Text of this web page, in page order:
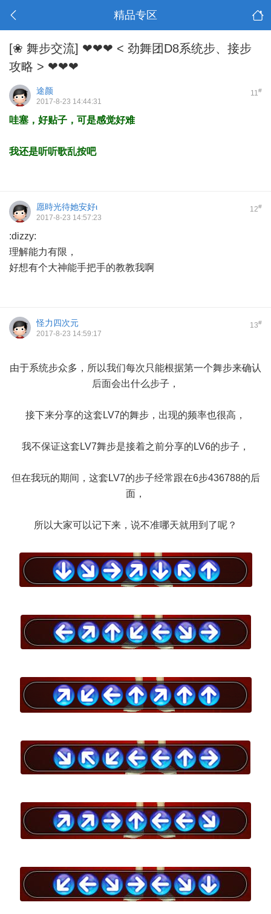
精品专区
[❀ 舞步交流] ❤❤❤ < 劲舞团D8系统步、接步
攻略 > ❤❤❤
11#
途颜
2017-8-23 14:44:31
哇塞，好贴子，可是感觉好难
我还是听听歌乱按吧
12#
愿時光待她安好ι
2017-8-23 14:57:23
:dizzy:
理解能力有限，
好想有个大神能手把手的教教我啊
13#
怪力四次元
2017-8-23 14:59:17
由于系统步众多，所以我们每次只能根据第一个舞步来确认
后面会出什么步子，
接下来分享的这套LV7的舞步，出现的频率也很高，
我不保证这套LV7舞步是接着之前分享的LV6的步子，
但在我玩的期间，这套LV7的步子经常跟在6步436788的后
面，
所以大家可以记下来，说不准哪天就用到了呢？